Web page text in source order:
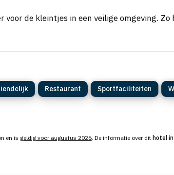
voor de kleintjes in een veilige omgeving.
Restaurant Sportfaciliteiten
en is geldig voor augustus 2026. De informatie over dit hotel